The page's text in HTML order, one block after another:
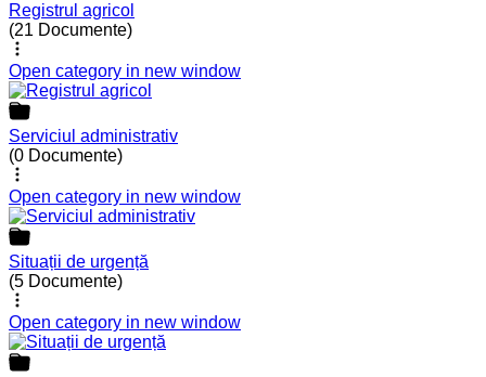
Registrul agricol
(21 Documente)
Open category in new window
Serviciul administrativ
(0 Documente)
Open category in new window
Situații de urgență
(5 Documente)
Open category in new window